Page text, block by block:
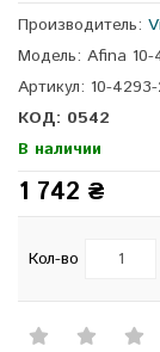
Производитель:
Модель: Afina
Артикул: 10-
КОД: 0542
В наличии
1 742 ₴
Кол-во